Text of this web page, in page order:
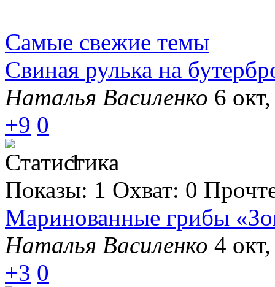
Самые свежие темы
Свиная рулька на
Наталья Василенко 6
+9 0
1
Показы: 1 Охват: 0
Маринованные грибы
Наталья Василенко 4
+3 0